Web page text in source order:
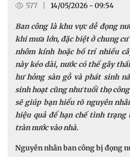
577 14/05/2026 - 09:54
Ban công là khu vực dễ đọng
khi mưa lớn, đặc biệt ở chung cư
nhôm kính hoặc bố trí nhiều
này kéo dài, nước có thể gây
hư hỏng sàn gỗ và phát sinh
sinh hoạt cũng như tuổi thọ
sẽ giúp bạn hiểu rõ nguyên
hiệu quả để hạn chế tình trạng
tràn nước vào nhà.
Nguyên nhân ban công bị đọng